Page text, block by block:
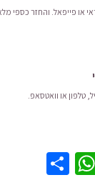
או פייפאל. והחזר כספי
טלפון או וואטסאפ.